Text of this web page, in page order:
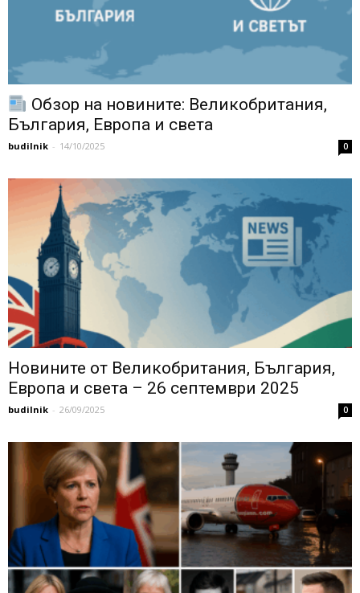
Обзор на новините: Великобритания,
България, Европа и света
budilnik - 14/10/2025 0
Новините от Великобритания, България,
Европа и света – 26 септември 2025
budilnik - 26/09/2025 0